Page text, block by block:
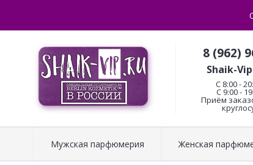
8 (962)
Shaik-
C 8:00 -
С 9:00 -
Приём
Мужская парфюмерия Женская